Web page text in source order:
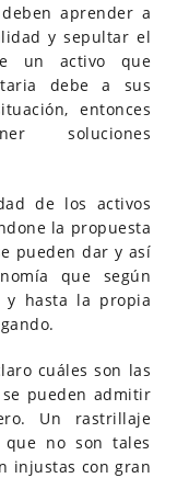
aprender a
y sepultar el
un activo que
debe a sus
entonces
soluciones
de los activos
la propuesta
pueden dar y así
que según
y hasta la propia
cuáles son las
pueden admitir
Un rastrillaje
que no son tales
injustas con gran